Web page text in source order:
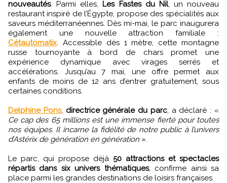
nouveautés. Parmi elles, Les Fastes du Nil, un nouveau
restaurant inspiré de l’Égypte, propose des spécialités aux
saveurs méditerranéennes. Dès mi-mai, le parc inaugurera
également une nouvelle attraction familiale :
Cétautomatix . Accessible dès 1 mètre, cette montagne
russe tournoyante à bord de chars promet une
expérience dynamique avec virages serrés et
accélérations. Jusqu’au 7 mai, une offre permet aux
enfants de moins de 12 ans d’entrer gratuitement, sous
certaines conditions.
Delphine Pons, directrice générale du parc, a déclaré : «
Ce cap des 65 millions est une immense fierté pour toutes
nos équipes. Il incarne la fidélité de notre public à l’univers
d’Astérix de génération en génération ».
Le parc, qui propose déjà 50 attractions et spectacles
répartis dans six univers thématiques, confirme ainsi sa
place parmi les grandes destinations de loisirs françaises.